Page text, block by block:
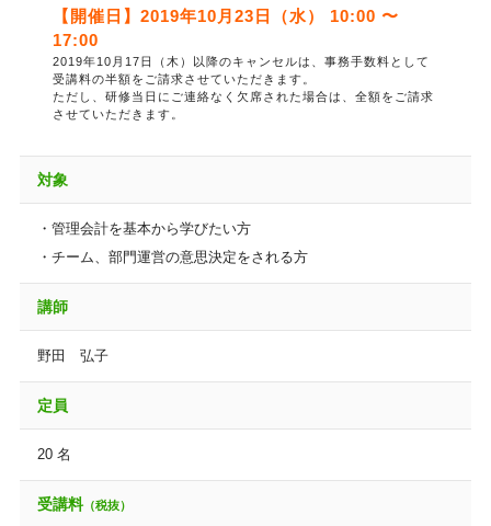
【開催日】2019年10月23日（水） 10:00 〜
17:00
2019年10月17日（木）以降のキャンセルは、事務手数料として
受講料の半額をご請求させていただきます。
ただし、研修当日にご連絡なく欠席された場合は、全額をご請求
させていただきます。
対象
・管理会計を基本から学びたい方
・チーム、部門運営の意思決定をされる方
講師
野田 弘子
定員
20 名
受講料（税抜）